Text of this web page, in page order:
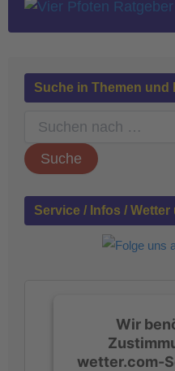
Suche in Themen
c
h
n
Service / Infos /
Wir
wetter.com-